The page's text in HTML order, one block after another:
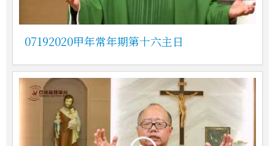
07192020甲年常年期第十六主日